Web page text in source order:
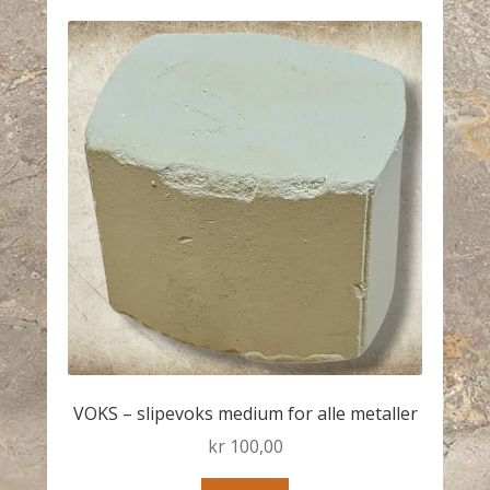
VOKS – slipevoks medium for alle metaller
kr100,00